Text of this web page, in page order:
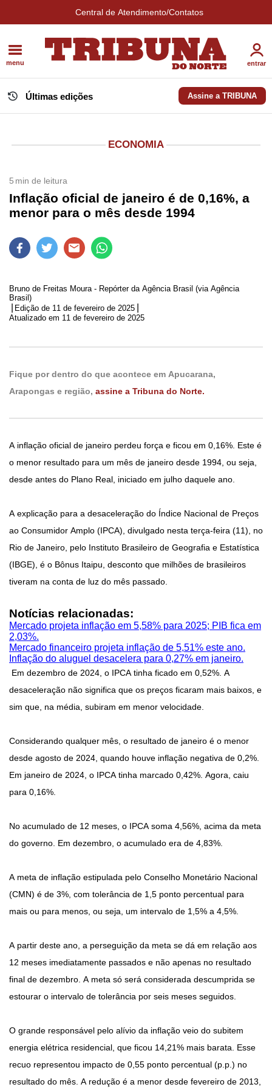
Central de Atendimento/Contatos
menu entrar
Últimas edições Assine a TRIBUNA
ECONOMIA
5 min de leitura
Inflação oficial de janeiro é de 0,16%, a
menor para o mês desde 1994
Bruno de Freitas Moura - Repórter da Agência Brasil (via Agência
Brasil)
Edição de 11 de fevereiro de 2025
Atualizado em 11 de fevereiro de 2025
Fique por dentro do que acontece em Apucarana,
Arapongas e região, assine a Tribuna do Norte.
A inflação oficial de janeiro perdeu força e ficou em 0,16%. Este é
o menor resultado para um mês de janeiro desde 1994, ou seja,
desde antes do Plano Real, iniciado em julho daquele ano.
A explicação para a desaceleração do Índice Nacional de Preços
ao Consumidor Amplo (IPCA), divulgado nesta terça-feira (11), no
Rio de Janeiro, pelo Instituto Brasileiro de Geografia e Estatística
(IBGE), é o Bônus Itaipu, desconto que milhões de brasileiros
tiveram na conta de luz do mês passado.
Notícias relacionadas:
Mercado projeta inflação em 5,58% para 2025; PIB fica em
2,03%.
Mercado financeiro projeta inflação de 5,51% este ano.
Inflação do aluguel desacelera para 0,27% em janeiro.
Em dezembro de 2024, o IPCA tinha ficado em 0,52%. A
desaceleração não significa que os preços ficaram mais baixos, e
sim que, na média, subiram em menor velocidade.
Considerando qualquer mês, o resultado de janeiro é o menor
desde agosto de 2024, quando houve inflação negativa de 0,2%.
Em janeiro de 2024, o IPCA tinha marcado 0,42%. Agora, caiu
para 0,16%.
No acumulado de 12 meses, o IPCA soma 4,56%, acima da meta
do governo. Em dezembro, o acumulado era de 4,83%.
A meta de inflação estipulada pelo Conselho Monetário Nacional
(CMN) é de 3%, com tolerância de 1,5 ponto percentual para
mais ou para menos, ou seja, um intervalo de 1,5% a 4,5%.
A partir deste ano, a perseguição da meta se dá em relação aos
12 meses imediatamente passados e não apenas no resultado
final de dezembro. A meta só será considerada descumprida se
estourar o intervalo de tolerância por seis meses seguidos.
O grande responsável pelo alívio da inflação veio do subitem
energia elétrica residencial, que ficou 14,21% mais barata. Esse
recuo representou impacto de 0,55 ponto percentual (p.p.) no
resultado do mês. A redução é a menor desde fevereiro de 2013,